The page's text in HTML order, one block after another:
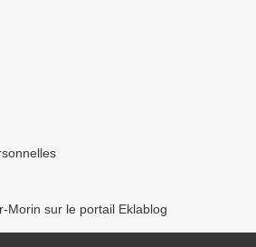
Morin sur le portail Eklablog